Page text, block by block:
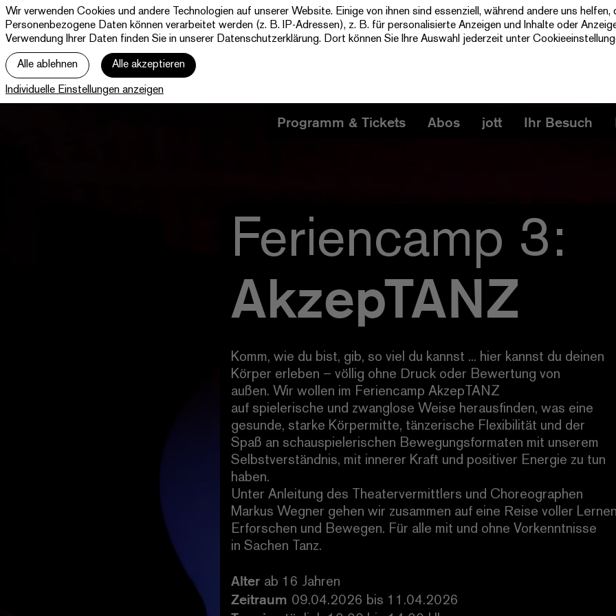
Theater Paderborn
Westfälische Kammerspiele
Programm & Tickets Abos jott Ihr Besuch
Feriencamp 3:
AkzepTANZ
Komm, wie du bist, gib, so viel du kannst ... hier kannst du deinen
Körper erleben – völlig ohne Druck oder Bewertung von
außen. Wir wollen im Feriencamp AkzepTANZ
auf spielerische und zwanglose Weise herausfinden, was eine
gesunde, starke Körpermitte, tänzerische Flexibilität und der
Spaß an schauspielerischen Bewegungsformaten mit unserem
Selbstverständnis, mit innerer Kraft und positiver Energie zu tun
haben.
Unter Anleitung des Theatervermittlers und Choreographen
Markus Wegner gehen wir zusammen auf eine Reise voller
Erforschen und Bewegen. Für alle mit und ohne Vorkenntnisse
in Sachen Tanz.
Alter ab 16 Jahren
Zeitraum 09.04.2026 bis 11.04.2026
Wir verwenden Cookies und andere Technologien auf unserer Website. Einige von ihnen sind essenziell, während andere uns
Personenbezogene Daten können verarbeitet werden (z. B. IP-Adressen), z. B. für personalisierte Anzeigen und Inhalte oder
Verwendung Ihrer Daten finden Sie in unserer Datenschutzerklärung. Dort können Sie Ihre Auswahl jederzeit unter
Alle ablehnen Alle akzeptieren
Individuelle Einstellungen anzeigen